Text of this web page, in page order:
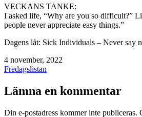
VECKANS TANKE:
I asked life, “Why are you so difficult?”
people never appreciate easy things.”
Dagens låt: Sick Individuals – Never say
Publicerat
den
4 november, 2022
Kategoriserat
Fredagslistan
Lämna en kommentar
Din e-postadress kommer inte publiceras.